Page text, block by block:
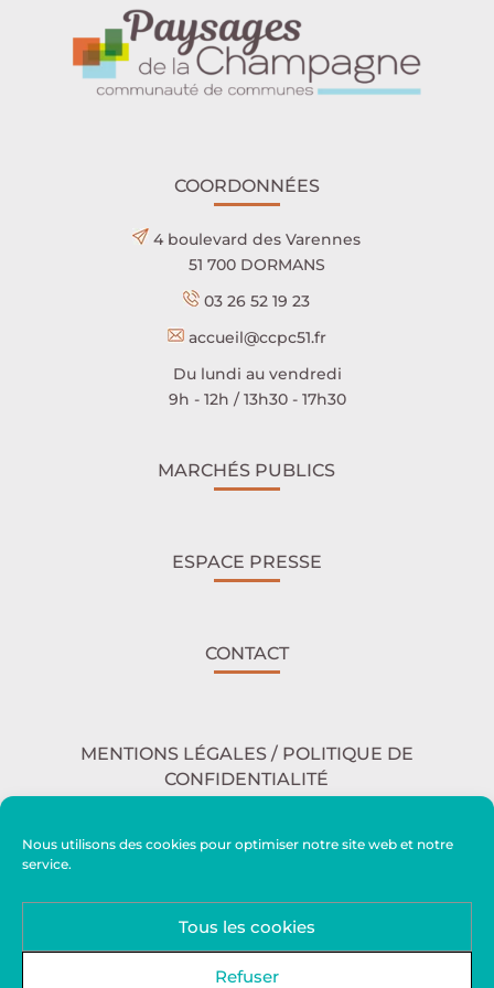
Nous utilisons des cookies pour optimiser notre site web et notre
service.
Tous les cookies
Refuser
COORDONNÉES
4 boulevard des Varennes
51 700 DORMANS
03 26 52 19 23
accueil@ccpc51.fr
Du lundi au vendredi
9h - 12h / 13h30 - 17h30
MARCHÉS PUBLICS
ESPACE PRESSE
CONTACT
MENTIONS LÉGALES / POLITIQUE DE
CONFIDENTIALITÉ